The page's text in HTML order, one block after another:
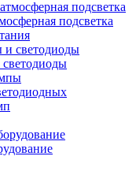
подсветка